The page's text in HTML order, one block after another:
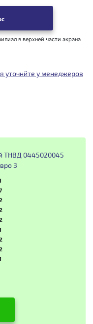
в верхней части экрана
уточнйте у менеджеров
ТНВД 0445020045
3